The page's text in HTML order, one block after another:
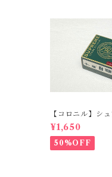
【コロニル】シ
クリームDX バ
¥1,650
50%OFF